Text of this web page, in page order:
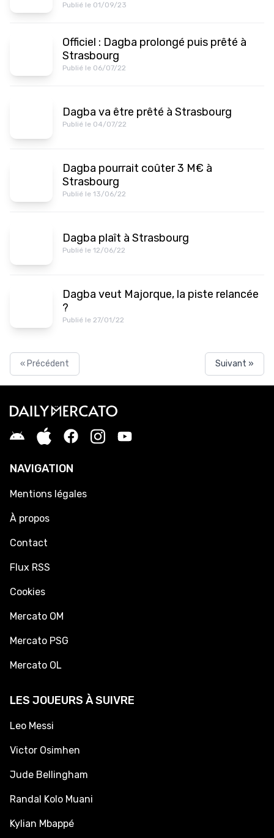
Publié le 01/09/23
Officiel : Dagba prolongé puis prêté à
Strasbourg
Publié le 06/07/22
Dagba va être prêté à Strasbourg
Publié le 04/07/22
Dagba pourrait coûter 3 M€ à
Strasbourg
Publié le 13/06/22
Dagba plaît à Strasbourg
Publié le 12/06/22
Dagba veut Majorque, la piste relancée
?
Publié le 27/01/22
« Précédent Suivant »
NAVIGATION
Mentions légales
À propos
Contact
Flux RSS
Cookies
Mercato OM
Mercato PSG
Mercato OL
LES JOUEURS À SUIVRE
Leo Messi
Victor Osimhen
Jude Bellingham
Randal Kolo Muani
Kylian Mbappé